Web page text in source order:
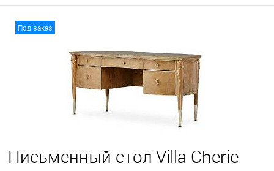
Под заказ
Письменный стол Villa Cherie